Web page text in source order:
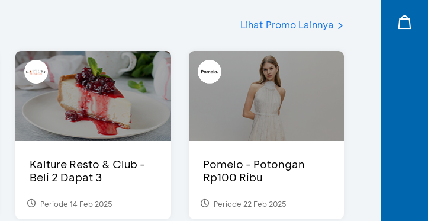
Lihat Promo Lainnya
Kalture Resto & Club -
Beli 2 Dapat 3
Periode 14 Feb 2025
Pomelo - Potongan
Rp100 Ribu
Periode 22 Feb 2025